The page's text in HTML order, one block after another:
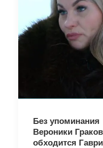
Без упоминания
Вероники
обходится